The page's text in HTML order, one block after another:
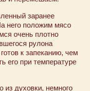
заранее
него положим мясо
очень плотно
рулона
к запеканию, чем
его при температуре
из духовки, немного